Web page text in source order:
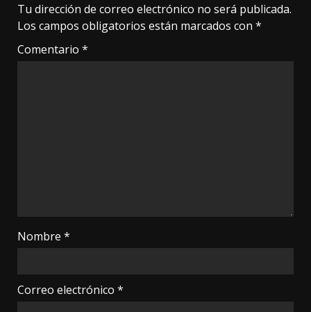
Tu dirección de correo electrónico no será publicada.
Los campos obligatorios están marcados con *
Comentario *
Nombre *
Correo electrónico *